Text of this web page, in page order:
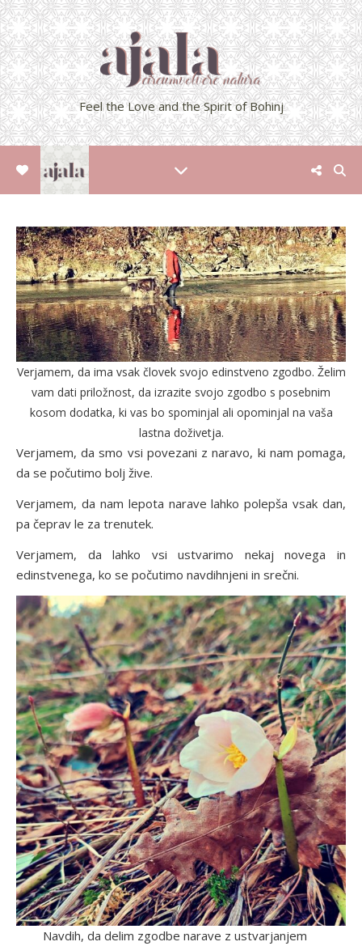
Feel the Love and the Spirit of Bohinj
Verjamem, da ima vsak človek svojo edinstveno zgodbo. Želim
vam dati priložnost, da izrazite svojo zgodbo s posebnim
kosom dodatka, ki vas bo spominjal ali opominjal na vaša
lastna doživetja.
Verjamem, da smo vsi povezani z naravo, ki nam pomaga,
da se počutimo bolj žive.
Verjamem, da nam lepota narave lahko polepša vsak dan,
pa čeprav le za trenutek.
Verjamem, da lahko vsi ustvarimo nekaj novega in
edinstvenega, ko se počutimo navdihnjeni in srečni.
Navdih, da delim zgodbe narave z ustvarjanjem